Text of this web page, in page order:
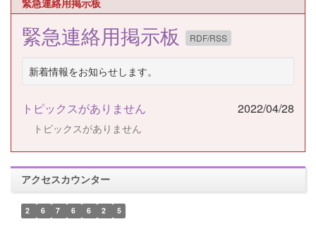
緊急連絡用掲示板 RDF/RSS
新着情報をお知らせします。
トピックスがありません 2022/04/28
トピックスがありません
アクセスカウンター
2 6 7 6 6 2 5